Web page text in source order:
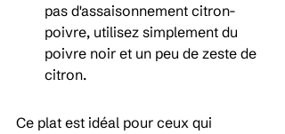
pas d'assaisonnement citron-
poivre, utilisez simplement du
poivre noir et un peu de zeste de
citron.
Ce plat est idéal pour ceux qui